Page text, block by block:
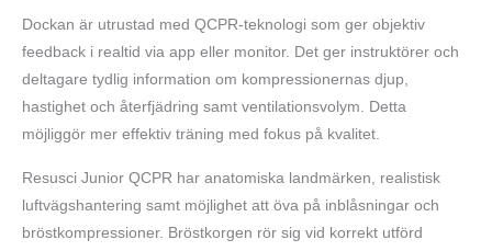
Dockan är utrustad med QCPR-teknologi som ger objektiv
feedback i realtid via app eller monitor. Det ger instruktörer och
deltagare tydlig information om kompressionernas djup,
hastighet och återfjädring samt ventilationsvolym. Detta
möjliggör mer effektiv träning med fokus på kvalitet.
Resusci Junior QCPR har anatomiska landmärken, realistisk
luftvägshantering samt möjlighet att öva på inblåsningar och
bröstkompressioner. Bröstkorgen rör sig vid korrekt utförd